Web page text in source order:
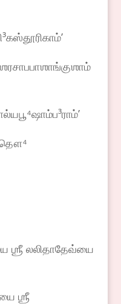
ஶ்ரீ லலிதாதேவ்யை
ஶ்ரீ